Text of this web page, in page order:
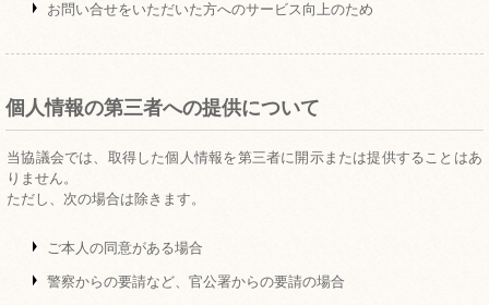
お問い合せをいただいた方へのサービス向上のため
個人情報の第三者への提供について
当協議会では、取得した個人情報を第三者に開示または提供することはあ
りません。
ただし、次の場合は除きます。
ご本人の同意がある場合
警察からの要請など、官公署からの要請の場合